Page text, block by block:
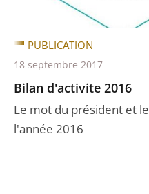
Bilan d'activite 2016
Le mot du président et
l'année 2016
PUBLICATION
18 septembre 2017